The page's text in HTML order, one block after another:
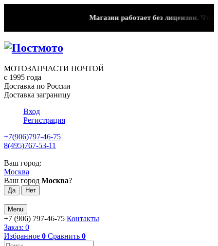
Магазин работает без лицензии.Чтобы
МОТОЗАПЧАСТИ ПОЧТОЙ
с 1995 года
Доставка по России
Доставка заграницу
Вход
Регистрация
+7(906)797-46-75
8(495)767-53-11
Ваш город:
Москва
Ваш город Москва?
Menu
+7 (906) 797-46-75 Контакты
Заказ: 0
Избранное 0 Сравнить 0